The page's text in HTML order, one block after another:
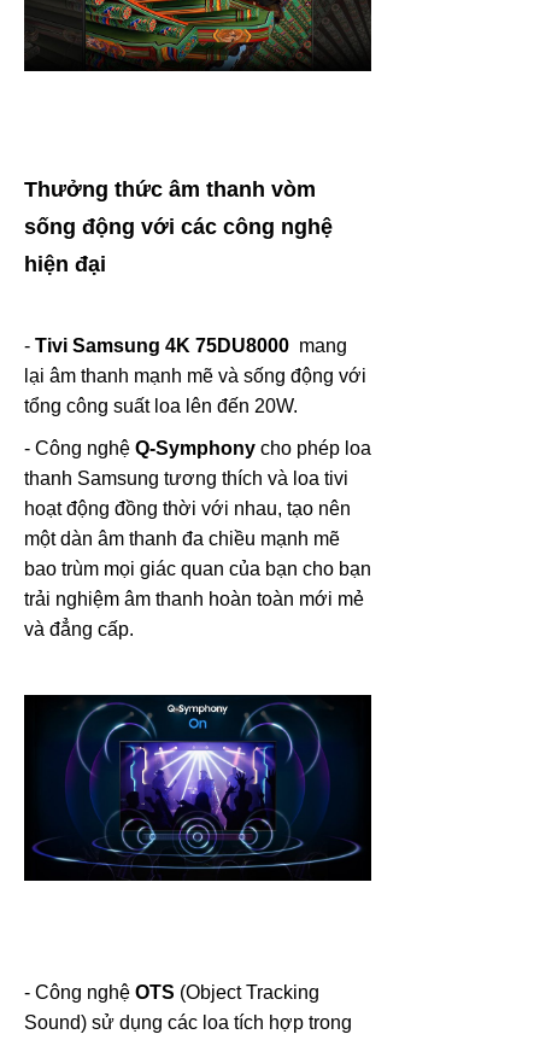
Thưởng thức âm thanh vòm
sống động với các công nghệ
hiện đại
- Tivi Samsung 4K 75DU8000 mang
lại âm thanh mạnh mẽ và sống động với
tổng công suất loa lên đến 20W.
- Công nghệ Q-Symphony cho phép loa
thanh Samsung tương thích và loa tivi
hoạt động đồng thời với nhau, tạo nên
một dàn âm thanh đa chiều mạnh mẽ
bao trùm mọi giác quan của bạn cho bạn
trải nghiệm âm thanh hoàn toàn mới mẻ
và đẳng cấp.
- Công nghệ OTS (Object Tracking
Sound) sử dụng các loa tích hợp trong